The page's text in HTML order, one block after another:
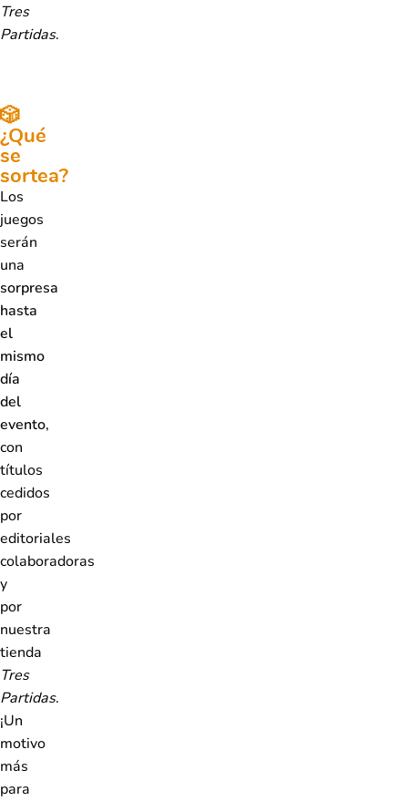
Tres
Partidas.
🎲
¿Qué
se
sortea?
Los
juegos
serán
una
sorpresa
hasta
el
mismo
día
del
evento,
con
títulos
cedidos
por
editoriales
colaboradoras
y
por
nuestra
tienda
Tres
Partidas.
¡Un
motivo
más
para